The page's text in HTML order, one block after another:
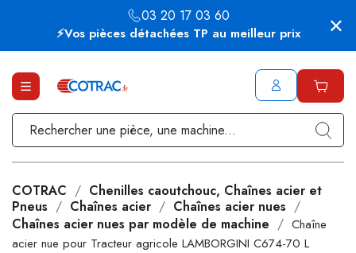
⚡Vos pièces détachées TP au meilleur prix
03 20 17 03 60
COTRAC
Chenilles caoutchouc, Chaînes acier et
Pneus
Chaînes acier
Chaînes acier nues
Chaînes acier nues par modèle de machine
Chaîne
acier nue pour Tracteur agricole LAMBORGINI C674-70 L